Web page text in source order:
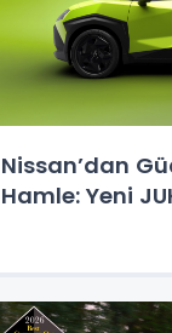
Nissan’dan
Hamle: